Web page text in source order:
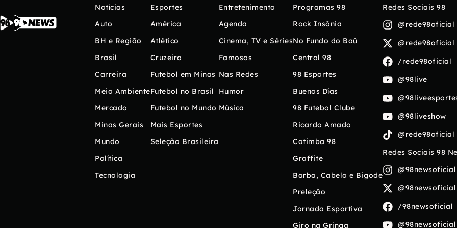
Notícias
Auto
BH e Região
Brasil
Carreira
Meio Ambiente
Mercado
Minas Gerais
Mundo
Política
Tecnologia
Esportes
América
Atlético
Cruzeiro
Futebol em Minas
Futebol no Brasil
Futebol no Mundo
Mais Esportes
Seleção Brasileira
Entretenimento
Agenda
Cinema, TV e Séries
Famosos
Nas Redes
Humor
Música
Programas 98
Rock Insônia
No Fundo do Baú
Central 98
98 Esportes
Buenos Días
98 Futebol Clube
Ricardo Amado
Catimba 98
Graffite
Barba, Cabelo e Bigode
Preleção
Jornada Esportiva
Giro na Gringa
Redes Sociais 98
@rede98oficial
@rede98oficial
/rede98oficial
@98live
@98liveshow
@rede98oficial
Redes Sociais 98
@98newsoficial
@98newsoficial
/98newsoficial
@98newsoficial